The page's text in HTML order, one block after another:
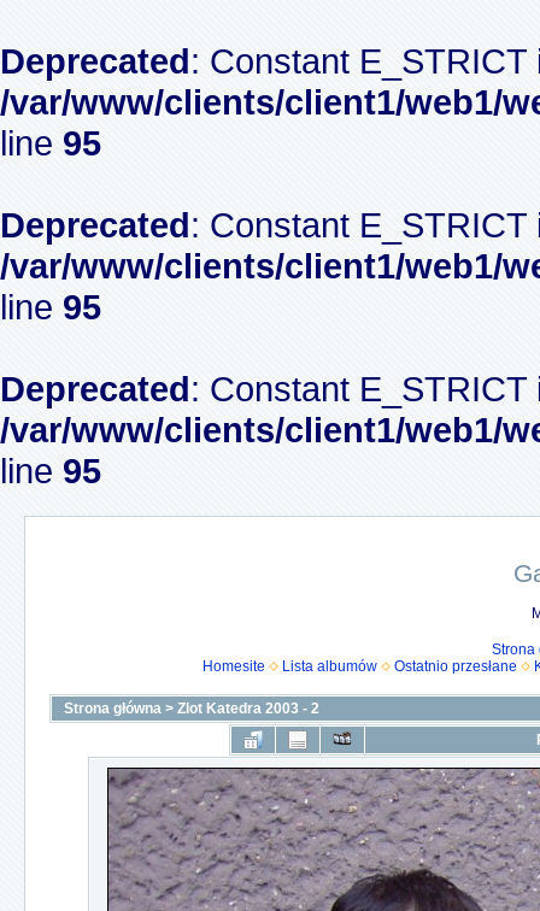
Deprecated: Constant
/var/www/clients/client1/web1/
line 95
Deprecated: Constant
/var/www/clients/client1/web1/
line 95
Deprecated: Constant
/var/www/clients/client1/web1/
line 95
Strona
Homesite
Lista albumów Ostatnio przesłane
Strona główna > Zlot Katedra 2003 - 2